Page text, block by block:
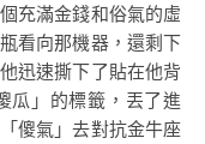
充滿金錢和俗氣的虛
看向那機器，還剩下
迅速撕下了貼在他背
瓜」的標籤，丟了進
傻氣」去對抗金牛座